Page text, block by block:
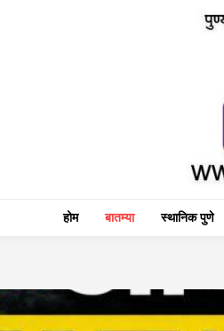
होम बातम्या स्थानिक पुणे